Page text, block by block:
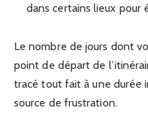
dans certains lieux pour
Le nombre de jours dont
point de départ de
tracé tout fait à une durée
source de frustration.